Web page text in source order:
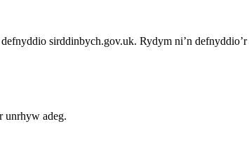
sirddinbych.gov.uk. Rydym ni’n
unrhyw adeg.